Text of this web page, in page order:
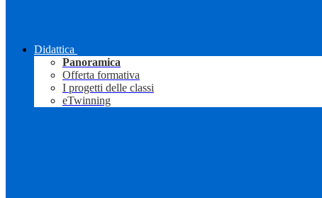
Didattica
Panoramica
Offerta formativa
I progetti delle classi
eTwinning